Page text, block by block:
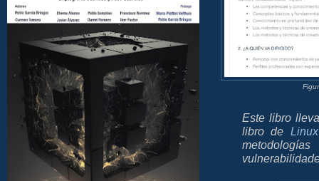
Este libro
libro de